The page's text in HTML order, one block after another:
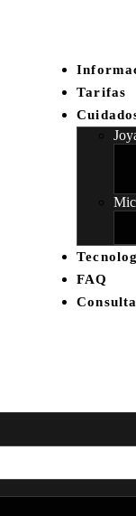
Tarifas
FAQ
Consulta